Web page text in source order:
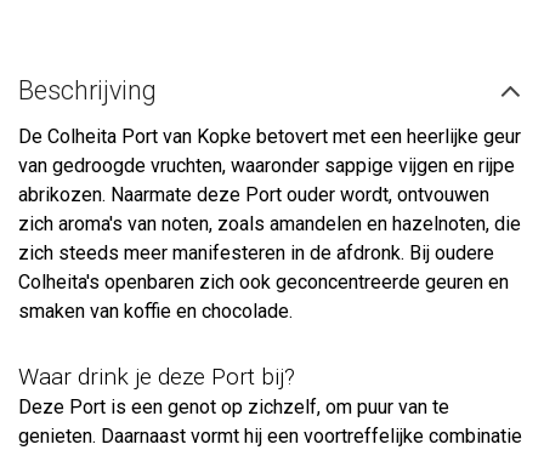
Beschrijving
De Colheita Port van Kopke betovert met een heerlijke geur
van gedroogde vruchten, waaronder sappige vijgen en rijpe
abrikozen. Naarmate deze Port ouder wordt, ontvouwen
zich aroma's van noten, zoals amandelen en hazelnoten, die
zich steeds meer manifesteren in de afdronk. Bij oudere
Colheita's openbaren zich ook geconcentreerde geuren en
smaken van koffie en chocolade.
Waar drink je deze Port bij?
Deze Port is een genot op zichzelf, om puur van te
genieten. Daarnaast vormt hij een voortreffelijke combinatie